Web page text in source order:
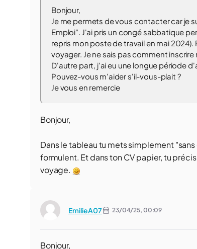
Bonjour,
Je me permets de vous contacter car je
Emploi". J'ai pris un congé sabbatique
repris mon poste de travail en mai
voyager. Je ne sais pas comment
D'autre part, j'ai eu une longue période
Pouvez-vous m'aider s'il-vous-plait ?
Je vous en remercie
Bonjour,
Dans le tableau tu mets simplement
formulent. Et dans ton CV papier, tu
voyage.
EmilieA07 23/04/25, 00:09
Bonjour,